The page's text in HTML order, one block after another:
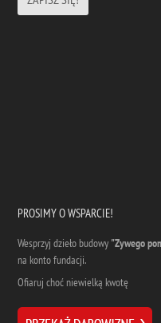
PROSIMY O WSPARCIE!
Wesprzyj dzieło budowy "Zywego
na konto fundacji.
Ofiaruj choć niewielką kwotę